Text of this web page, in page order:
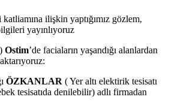
ilişkin yaptığımız gözlem,
yayınlıyoruz
) Ostim’de faciaların yaşandığı alanlardan
ÖZKANLAR ( Yer altı elektirik tesisatı
tesisatıda denilebilir) adlı firmadan